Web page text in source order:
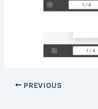
PREVIOUS